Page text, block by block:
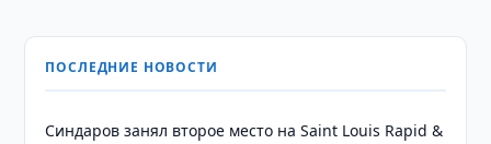
ПОСЛЕДНИЕ НОВОСТИ
Синдаров занял второе место на Saint Louis Rapid &